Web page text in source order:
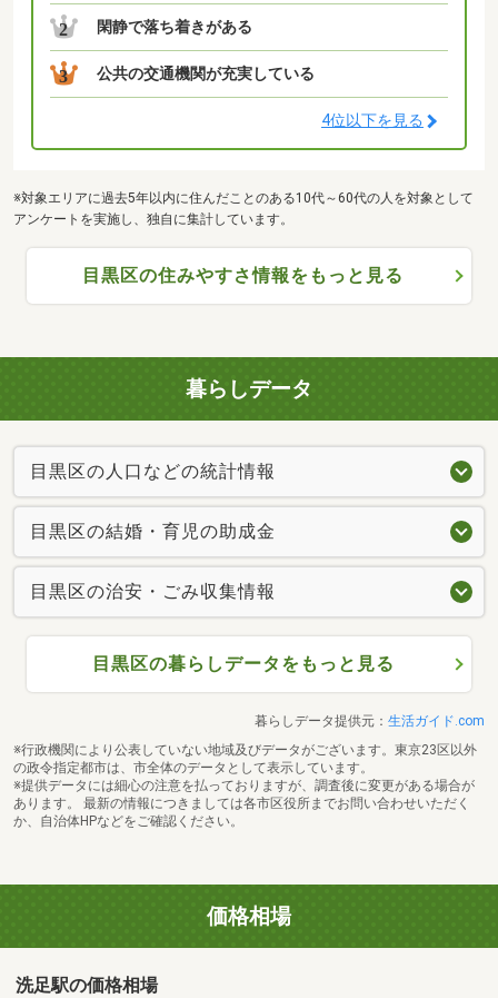
2 閑静で落ち着きがある
3 公共の交通機関が充実している
4位以下を見る
※対象エリアに過去5年以内に住んだことのある10代～60代の人を対象として
アンケートを実施し、独自に集計しています。
目黒区の住みやすさ情報をもっと見る
暮らしデータ
目黒区の人口などの統計情報
目黒区の結婚・育児の助成金
目黒区の治安・ごみ収集情報
目黒区の暮らしデータをもっと見る
暮らしデータ提供元： 生活ガイド.com
※行政機関により公表していない地域及びデータがございます。東京23区以外
の政令指定都市は、市全体のデータとして表示しています。
※提供データには細心の注意を払っておりますが、調査後に変更がある場合が
あります。 最新の情報につきましては各市区役所までお問い合わせいただく
か、自治体HPなどをご確認ください。
価格相場
洗足駅の価格相場